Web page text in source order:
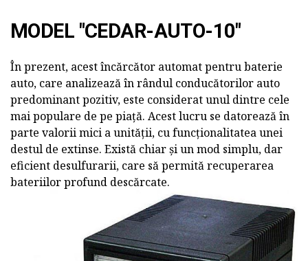
MODEL "CEDAR-AUTO-10"
În prezent, acest încărcător automat pentru baterie
auto, care analizează în rândul conducătorilor auto
predominant pozitiv, este considerat unul dintre cele
mai populare de pe piață. Acest lucru se datorează în
parte valorii mici a unității, cu funcționalitatea unei
destul de extinse. Există chiar și un mod simplu, dar
eficient desulfurarii, care să permită recuperarea
bateriilor profund descărcate.